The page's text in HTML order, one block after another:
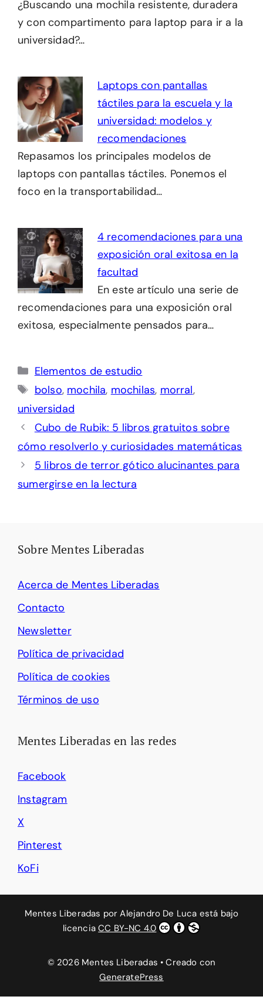
¿Buscando una mochila resistente, duradera
y con compartimento para laptop para ir a la
universidad?…
Laptops con pantallas
táctiles para la escuela y la
universidad: modelos y
recomendaciones
Repasamos los principales modelos de
laptops con pantallas táctiles. Ponemos el
foco en la transportabilidad…
4 recomendaciones para una
exposición oral exitosa en la
facultad
En este artículo una serie de
recomendaciones para una exposición oral
exitosa, especialmente pensados para…
Categorías
Elementos de estudio
Etiquetas
bolso, mochila, mochilas, morral,
universidad
Cubo de Rubik: 5 libros gratuitos sobre
cómo resolverlo y curiosidades matemáticas
5 libros de terror gótico alucinantes para
sumergirse en la lectura
Sobre Mentes Liberadas
Acerca de Mentes Liberadas
Contacto
Newsletter
Política de privacidad
Política de cookies
Términos de uso
Mentes Liberadas en las redes
Facebook
Instagram
X
Pinterest
KoFi
Mentes Liberadas porAlejandro De Luca está bajo
licenciaCC BY-NC 4.0
© 2026 Mentes Liberadas • Creado con
GeneratePress